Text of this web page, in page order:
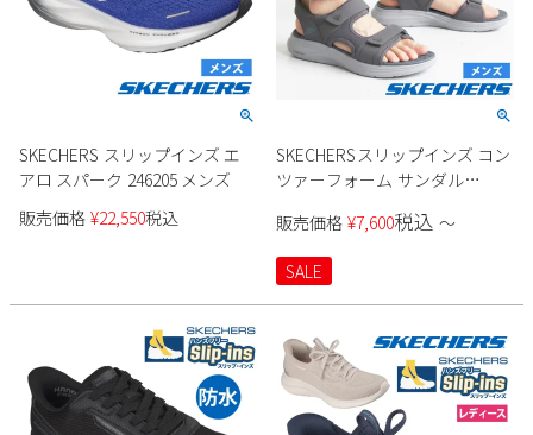
new balance
営業日カレンダー
2026 年8月
日 月 木 金
6
18 20 21
22
23
24 25 27 28
29
30
31
SKECHERS スリップインズ エ
アロ スパーク 246205 メンズ
販売価格 ¥22,550税込
SKECHERSスリップインズ コン
ツァーフォーム サンダル
販売価格 ¥7,600税込 〜
SALE